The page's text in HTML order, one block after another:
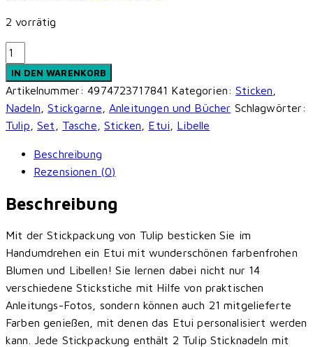
2 vorrätig
Tulip
Etimo
-
Stickpackung
Etui
21x13x6cm
Menge
IN DEN WARENKORB
Artikelnummer:4974723717841 Kategorien:Sticken
Nadeln ,Stickgarne ,Anleitungen und Bücher Schlagwörter:
Tulip ,Set Tasche ,Sticken Etui Libelle
Beschreibung
Rezensionen (0)
Beschreibung
Mit der Stickpackung von Tulip besticken Sie im
Handumdrehen ein Etui mit wunderschönen farbenfrohen
Blumen und Libellen! Sie lernen dabei nicht nur 14
verschiedene Stickstiche mit Hilfe von praktischen
Anleitungs-Fotos, sondern können auch 21 mitgelieferte
Farben genießen, mit denen das Etui personalisiert werden
kann. Jede Stickpackung enthält 2 Tulip Sticknadeln mit